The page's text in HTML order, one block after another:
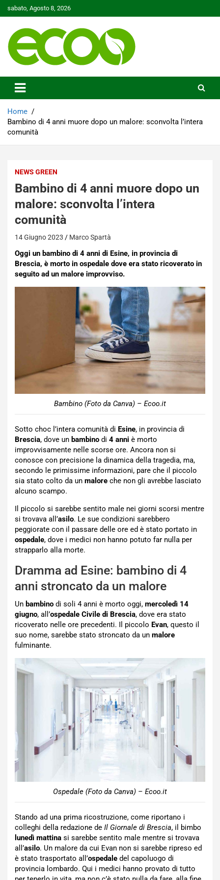
to
sabato, Agosto 8, 2026
Ecoo.it
Home
Bambino di 4 anni muore dopo un malore: sconvolta l’intera
comunità
NEWS GREEN
Bambino di 4 anni muore dopo un
malore: sconvolta l’intera
comunità
14 Giugno 2023 Marco Spartà
Oggi un bambino di 4 anni di Esine, in provincia di
Brescia, è morto in ospedale dove era stato ricoverato in
seguito ad un malore improvviso.
Bambino (Foto da Canva) – Ecoo.it
Sotto choc l’intera comunità di Esine, in provincia di
Brescia, dove un bambino di 4 anni è morto
improvvisamente nelle scorse ore. Ancora non si
conosce con precisione la dinamica della tragedia, ma,
secondo le primissime informazioni, pare che il piccolo
sia stato colto da un malore che non gli avrebbe lasciato
alcuno scampo.
Il piccolo si sarebbe sentito male nei giorni scorsi mentre
si trovava all’asilo. Le sue condizioni sarebbero
peggiorate con il passare delle ore ed è stato portato in
ospedale, dove i medici non hanno potuto far nulla per
strapparlo alla morte.
Dramma ad Esine: bambino di 4
anni stroncato da un malore
Un bambino di soli 4 anni è morto oggi, mercoledì 14
giugno, all’ospedale Civile di Brescia, dove era stato
ricoverato nelle ore precedenti. Il piccolo Evan, questo il
suo nome, sarebbe stato stroncato da un malore
fulminante.
Ospedale (Foto da Canva) – Ecoo.it
Stando ad una prima ricostruzione, come riportano i
colleghi della redazione de Il Giornale di Brescia, il bimbo
lunedì mattina si sarebbe sentito male mentre si trovava
all’asilo. Un malore da cui Evan non si sarebbe ripreso ed
è stato trasportato all’ospedale del capoluogo di
provincia lombardo. Qui i medici hanno provato di tutto